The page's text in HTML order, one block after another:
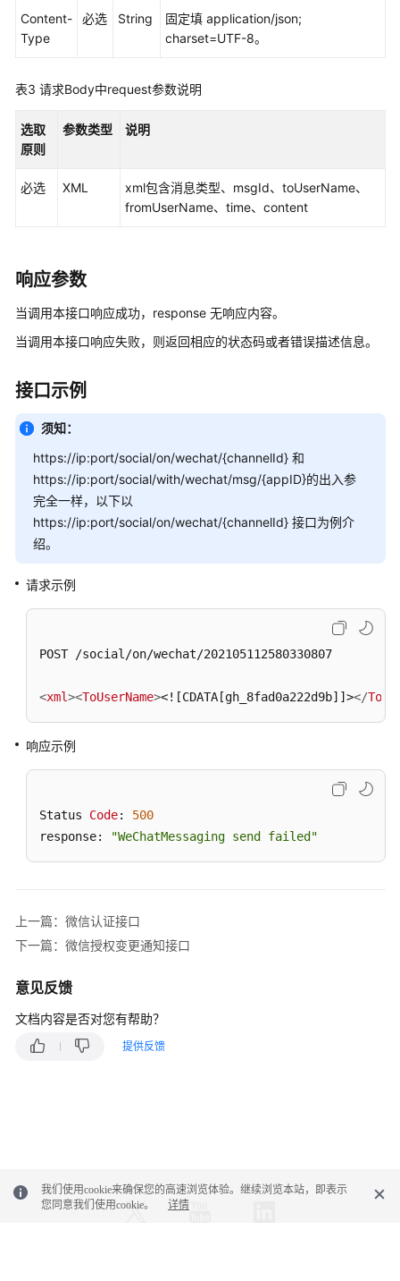
席
接
口
考
类
接
口
参
单
口
参
能
块
接
参
考
管
理
接
口
参
考
考
Content-
Type
必选 String
固定填 application/json;
charset=UTF-8。
表3 请求Body中request参数说明
选取
原则
参数类型 说明
必选 XML
xml包含消息类型、msgId、toUserName、
fromUserName、time、content
响应参数
当调用本接口响应成功，response 无响应内容。
当调用本接口响应失败，则返回相应的状态码或者错误描述信息。
接口示例
须知：
https://ip:port/social/on/wechat/{channelId} 和
https://ip:port/social/with/wechat/msg/{appID}的出入参
完全一样，以下以
https://ip:port/social/on/wechat/{channelId} 接口为例介
绍。
请求示例
POST /social/on/wechat/202105112580330807
<xml><ToUserName><![CDATA[gh_8fad0a222d9b]]></
响应示例
Status Code: 500
response:
"WeChatMessaging send failed"
上一篇：微信认证接口
下一篇：微信授权变更通知接口
意见反馈
文档内容是否对您有帮助？
提供反馈
我们使用cookie来确保您的高速浏览体验。继续浏览本站，即表示
您同意我们使用cookie。
详情